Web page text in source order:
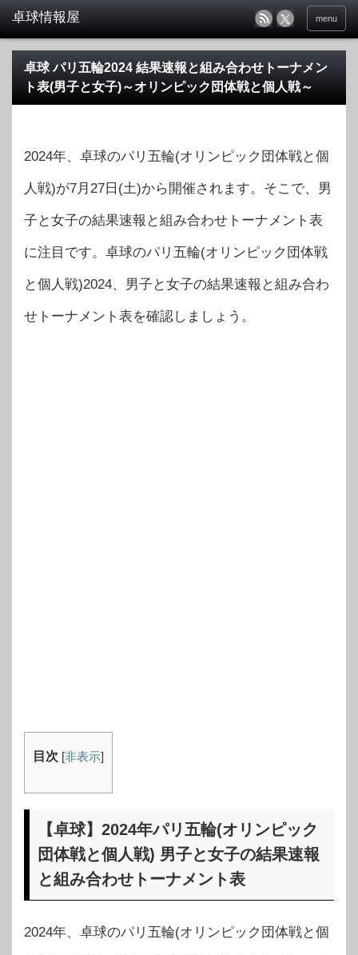
menu
卓球 パリ五輪2024 結果速報と組み合わせトーナメン
ト表(男子と女子)～オリンピック団体戦と個人戦～
2024年、卓球のパリ五輪(オリンピック団体戦と個
人戦)が7月27日(土)から開催されます。そこで、男
子と女子の結果速報と組み合わせトーナメント表
に注目です。卓球のパリ五輪(オリンピック団体戦
と個人戦)2024、男子と女子の結果速報と組み合わ
せトーナメント表を確認しましょう。
目次 [非表示]
【卓球】2024年パリ五輪(オリンピック
団体戦と個人戦) 男子と女子の結果速報
と組み合わせトーナメント表
2024年、卓球のパリ五輪(オリンピック団体戦と個